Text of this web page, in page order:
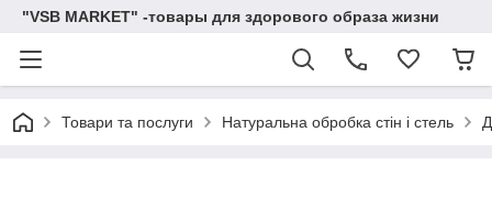
"VSB MARKET" -товары для здорового образа жизни
Товари та послуги Натуральна обробка стін і стель